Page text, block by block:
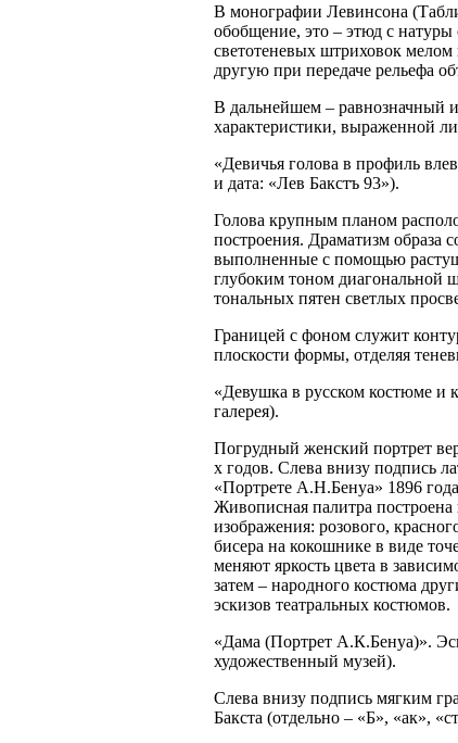
В монографии Левинсона
обобщение, это – этюд с
светотеневых штриховок мелом
другую при передаче рельефа
В дальнейшем – равнозначный
характеристики, выраженной
«Девичья голова в профиль
и дата: «Лев Бакстъ 93»).
Голова крупным планом
построения. Драматизм образа
выполненные с помощью
глубоким тоном диагональной
тональных пятен светлых
Границей с фоном служит
плоскости формы, отделяя
«Девушка в русском костюме и
галерея).
Погрудный женский портрет
х годов. Слева внизу подпись
«Портрете А.Н.Бенуа» 1896
Живописная палитра построена
изображения: розового,
бисера на кокошнике в виде
меняют яркость цвета в
затем – народного костюма
эскизов театральных костюмов.
«Дама (Портрет А.К.Бенуа)».
художественный музей).
Слева внизу подпись мягким
Бакста (отдельно – «Б», «ак»,